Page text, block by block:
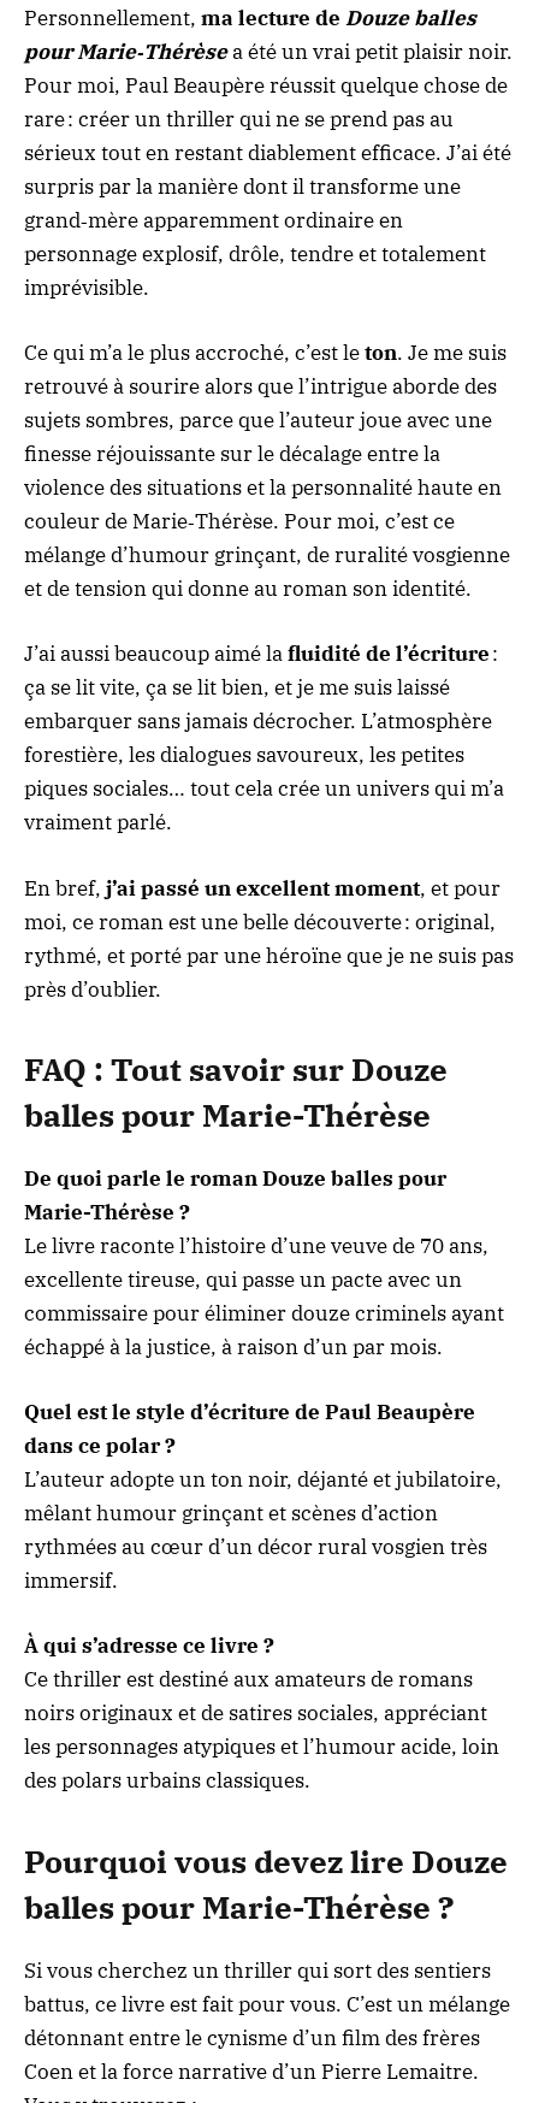
Personnellement, ma lecture de Douze balles
pour Marie‑Thérèsea été un vrai petit plaisir noir.
Pour moi, Paul Beaupère réussit quelque chose de
rare : créer un thriller qui ne se prend pas au
sérieux tout en restant diablement efficace. J’ai été
surpris par la manière dont il transforme une
grand‑mère apparemment ordinaire en
personnage explosif, drôle, tendre et totalement
imprévisible.
Ce qui m’a le plus accroché, c’est leton. Je me suis
retrouvé à sourire alors que l’intrigue aborde des
sujets sombres, parce que l’auteur joue avec une
finesse réjouissante sur le décalage entre la
violence des situations et la personnalité haute en
couleur de Marie‑Thérèse. Pour moi, c’est ce
mélange d’humour grinçant, de ruralité vosgienne
et de tension qui donne au roman son identité.
J’ai aussi beaucoup aimé lafluidité de l’écriture:
ça se lit vite, ça se lit bien, et je me suis laissé
embarquer sans jamais décrocher. L’atmosphère
forestière, les dialogues savoureux, les petites
piques sociales… tout cela crée un univers qui m’a
vraiment parlé.
En bref, j’ai passé un excellent moment, et pour
moi, ce roman est une belle découverte : original,
rythmé, et porté par une héroïne que je ne suis pas
près d’oublier.
FAQ : Tout savoir sur Douze
balles pour Marie-Thérèse
De quoi parle le roman Douze balles pour
Marie-Thérèse ?
Le livre raconte l’histoire d’une veuve de 70 ans,
excellente tireuse, qui passe un pacte avec un
commissaire pour éliminer douze criminels ayant
échappé à la justice, à raison d’un par mois.
Quel est le style d’écriture de Paul Beaupère
dans ce polar ?
L’auteur adopte un ton noir, déjanté et jubilatoire,
mêlant humour grinçant et scènes d’action
rythmées au cœur d’un décor rural vosgien très
immersif.
À qui s’adresse ce livre ?
Ce thriller est destiné aux amateurs de romans
noirs originaux et de satires sociales, appréciant
les personnages atypiques et l’humour acide, loin
des polars urbains classiques.
Pourquoi vous devez lire Douze
balles pour Marie-Thérèse ?
Si vous cherchez un thriller qui sort des sentiers
battus, ce livre est fait pour vous. C’est un mélange
détonnant entre le cynisme d’un film des frères
Coen et la force narrative d’un Pierre Lemaitre.